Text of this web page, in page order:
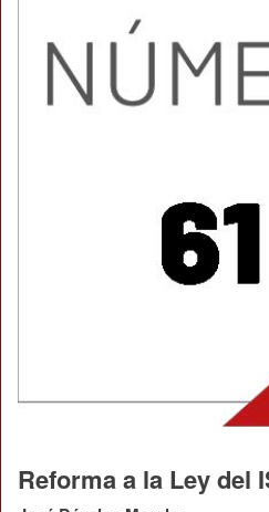
Reforma a la Ley del